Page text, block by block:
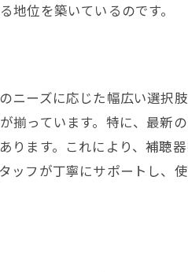
ー尾西の総合サービス
位を築いているのです。
ーズに応じた幅広い選択
っています。特に、最新
ます。これにより、補聴
フが丁寧にサポートし、